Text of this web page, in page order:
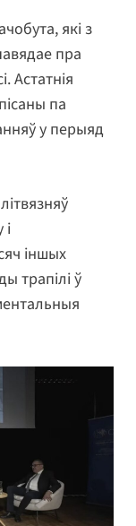
які з
пра
Астатнія
па
у перыяд
іншых
трапілі ў